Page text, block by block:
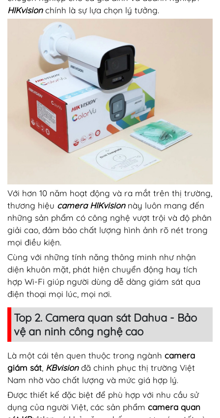
HIKvisionchính là sự lựa chọn lý tưởng.
Với hơn 10 năm hoạt động và ra mắt trên thị trường,
thương hiệu camera HIKvisionnày luôn mang đến
những sản phẩm có công nghệ vượt trội và độ phân
giải cao, đảm bảo chất lượng hình ảnh rõ nét trong
mọi điều kiện.
Cùng với những tính năng thông minh như nhận
diện khuôn mặt, phát hiện chuyển động hay tích
hợp Wi-Fi giúp người dùng dễ dàng giám sát qua
điện thoại mọi lúc, mọi nơi.
Top 2. Camera quan sát Dahua - Bảo
vệ an ninh công nghệ cao
Là một cái tên quen thuộc trong ngành camera
giám sát KBvisionđã chinh phục thị trường Việt
Nam nhờ vào chất lượng và mức giá hợp lý.
Được thiết kế đặc biệt để phù hợp với nhu cầu sử
dụng của người Việt, các sản phẩm camera quan